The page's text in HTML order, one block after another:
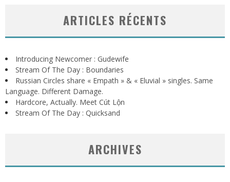
ARTICLES RÉCENTS
Introducing Newcomer : Gudewife
Stream Of The Day : Boundaries
Russian Circles share « Empath » & « Eluvial » singles. Same
Language. Different Damage.
Hardcore, Actually. Meet Cút Lộn
Stream Of The Day : Quicksand
ARCHIVES